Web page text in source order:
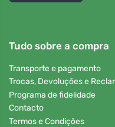
Tudo sobre a compra
Transporte e pagamento
Trocas, Devoluções e
Programa de fidelidade
Contacto
Termos e Condições